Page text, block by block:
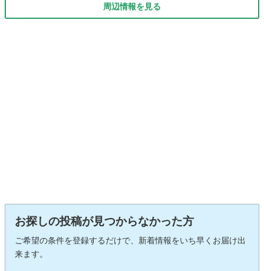
周辺情報を見る
お探しの投稿が見つからなかった方
ご希望の条件を登録するだけで、新着情報をいち早くお届け出
来ます。